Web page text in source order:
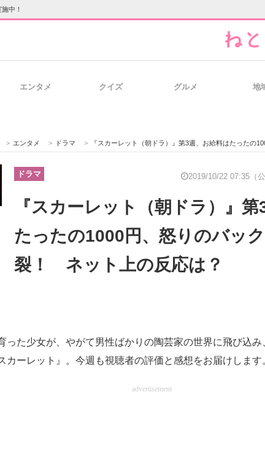
中！
方のヒント
ネットの話題
エンタメ クイズ グルメ 地
> エンタメ > ドラマ > 『スカーレット（朝ドラ）』第3週、お給料はたったの1000円、怒り
ドラマ 2019/10/22 07:35（公
『スカーレット（朝ドラ）』
たったの1000円、怒りのバッ
裂！ ネット上の反応は？
た少女が、やがて男性ばかりの陶芸家の世界に飛び込み
カーレット』。今週も視聴者の評価と感想をお届けします
advertisement